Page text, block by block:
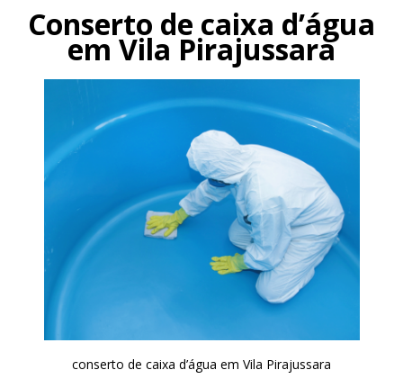
Conserto de caixa d’água
em Vila Pirajussara
conserto de caixa d’água em Vila Pirajussara